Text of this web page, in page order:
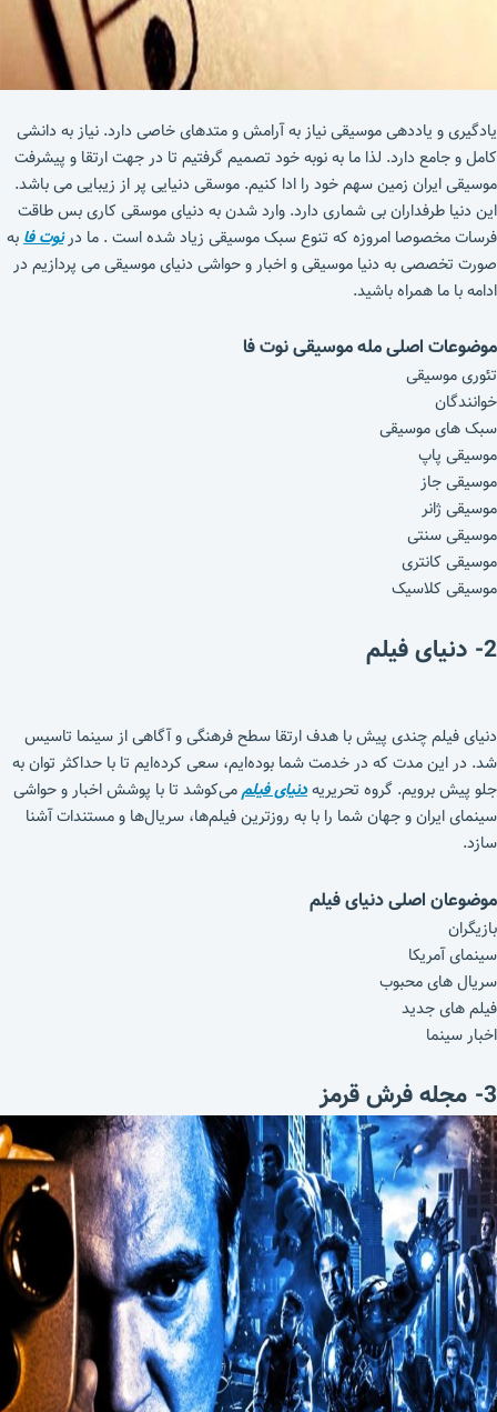
یادگیری و یاددهی موسیقی نیاز به آرامش و متدهای خاصی دارد. نیاز به دانشی
کامل و جامع دارد. لذا ما به نوبه خود تصمیم گرفتیم تا در جهت ارتقا و پیشرفت
موسیقی ایران زمین سهم خود را ادا کنیم. موسقی دنیایی پر از زیبایی می باشد.
این دنیا طرفداران بی شماری دارد. وارد شدن به دنیای موسقی کاری بس طاقت
فرسات مخصوصا امروزه که تنوع سبک موسیقی زیاد شده است . ما درنوت فابه
صورت تخصصی به دنیا موسیقی و اخبار و حواشی دنیای موسیقی می پردازیم در
ادامه با ما همراه باشید.
موضوعات اصلی مله موسیقی نوت فا
تئوری موسیقی
خوانندگان
سبک های موسیقی
موسیقی پاپ
موسیقی جاز
موسیقی ژانر
موسیقی سنتی
موسیقی کانتری
موسیقی کلاسیک
2- دنیای فیلم
دنیای فیلم چندی پیش با هدف ارتقا سطح فرهنگی و آگاهی از سینما تاسیس
شد. در این مدت که در خدمت شما بوده‌ایم، سعی کرده‌ایم تا با حداکثر توان به
جلو پیش برویم. گروه تحریریهدنیای فیلممی‌کوشد تا با پوشش اخبار و حواشی
سینمای ایران و جهان شما را با به روزترین فیلم‌ها، سریال‌ها و مستندات آشنا
سازد.
موضوعان اصلی دنیای فیلم
بازیگران
سینمای آمریکا
سریال های محبوب
فیلم های جدید
اخبار سینما
3- مجله فرش قرمز